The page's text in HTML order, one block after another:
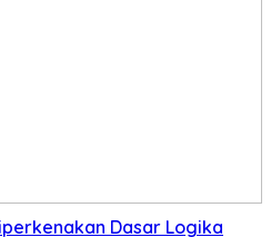
Dasar Logika